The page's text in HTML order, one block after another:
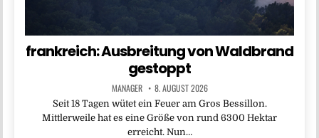
frankreich: Ausbreitung von Waldbrand
gestoppt
MANAGER 8. AUGUST 2026
Seit 18 Tagen wütet ein Feuer am Gros Bessillon.
Mittlerweile hat es eine Größe von rund 6300 Hektar
erreicht. Nun…